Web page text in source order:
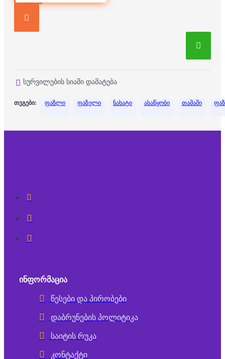
სურვილების სიაში დამატება
თეგები: ფაზლი ფაზელი ნახატი ასაწყობი თამაში
ᲘᲜᲤᲝᲠᲛᲐᲪᲘᲐ
წესები და პირობები
დაბრუნების პოლიტიკა
საიტის რუკა
კონტაქტი